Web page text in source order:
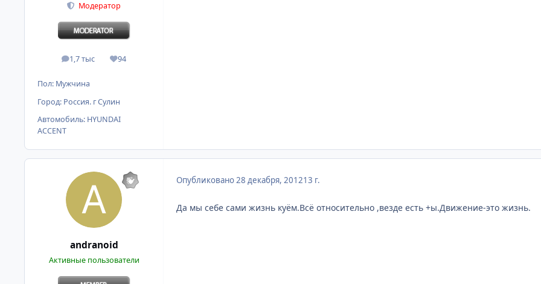
Модератор
1,7 тыс
сообщения94
Репутация
Пол: Мужчина
Город: Россия. г Сулин
Автомобиль: HYUNDAI
ACCENT
andranoid
Активные пользователи
Опубликовано28 декабря, 201213 г.
Да мы себе сами жизнь куём.Всё относительно ,везде есть +ы.Движение-это жизнь.